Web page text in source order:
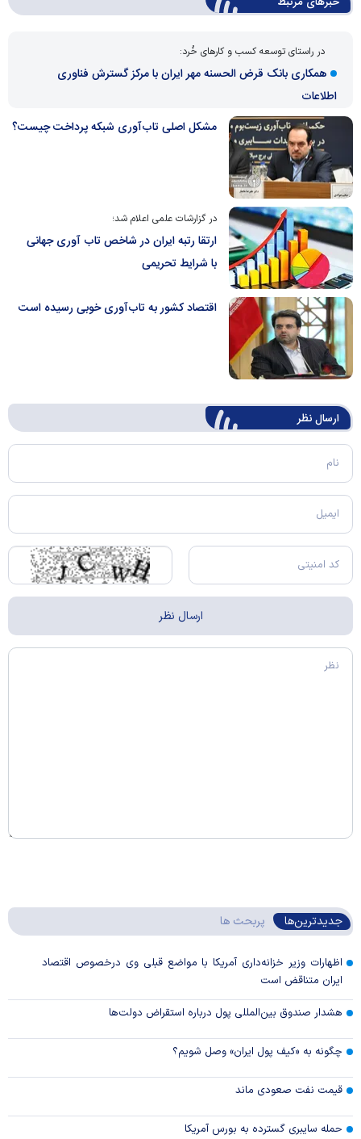
در راستای توسعه کسب و کارهای خُرد:
همکاری بانک قرض الحسنه مهر ایران با مرکز گسترش فناوری
اطلاعات
مشکل اصلی تاب‌آوری شبکه پرداخت چیست؟
در گزارشات علمی اعلام شد؛
ارتقا رتبه ایران در شاخص تاب آوری جهانی
با شرایط تحریمی
اقتصاد کشور به تاب‌آوری خوبی رسیده است
ارسال‌ نظر
جدیدترین‌ها پربحث ها
اظهارات وزیر خزانه‌داری آمریکا با مواضع قبلی وی درخصوص اقتصاد
ایران متناقض است
هشدار صندوق بین‌المللی پول درباره استقراض دولت‌ها
چگونه به «کیف پول ایران» وصل شویم؟
قیمت نفت صعودی ماند
حمله سایبری گسترده به بورس آمریکا